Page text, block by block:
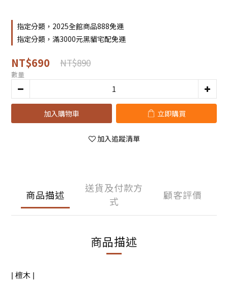
指定分類，2025全館商品888免運
指定分類，滿3000元黑貓宅配免運
NT$690 NT$890
數量
加入購物車 立即購買
加入追蹤清單
商品描述
送貨及付款方
式
顧客評價
商品描述
| 檀木 |